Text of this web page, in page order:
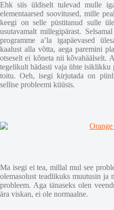
Ehk siis üldiselt tulevad mulle
elementaarsed soovitused, mille
keegi on selle püstitanud sulle
usutavamalt millegipärast.
programme a’la igapäevased
kaalust alla võtta, aega paremini
otseselt ei kõneta nii kõvahäälselt.
tegelikult hädasti vaja ühte isiklikku
toitu. Oeh, isegi kirjutada on
sellise probleemi küüsis.
Ma isegi ei tea, millal mul see
olemasolust teadlikuks muutusin ja
probleem. Aga tänaseks olen
ära viskan, ei ole normaalne.